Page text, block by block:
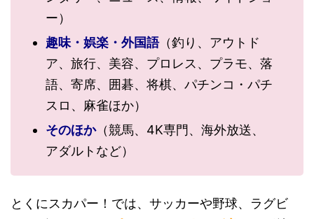
ー）
趣味・娯楽・外国語（釣り、アウトド
ア、旅行、美容、プロレス、プラモ、落
語、寄席、囲碁、将棋、パチンコ・パチ
スロ、麻雀ほか）
そのほか（競馬、4K専門、海外放送、
アダルトなど）
とくにスカパー！では、サッカーや野球、ラグビ